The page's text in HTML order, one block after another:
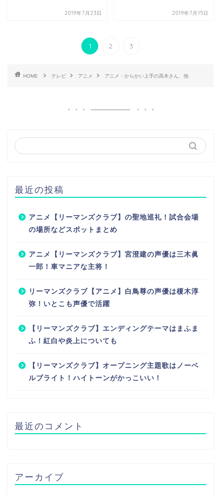
2019年7月23日 2019年7月15日
1 2 3
HOME テレビ アニメ アニメ・からかい上手の高木さん、他
最近の投稿
アニメ【リーマンズクラブ】の聖地巡礼！試合会場
の場所などスポットまとめ
アニメ【リーマンズクラブ】宮澄建の声優は三木眞
一郎！車マニアな主将！
リーマンズクラブ【アニメ】白鳥尊の声優は榎木淳
弥！いとこも声優で活躍
【リーマンズクラブ】エンディングテーマはまふま
ふ！紅白や炎上についても
【リーマンズクラブ】オープニング主題歌はノーベ
ルブライト！ハイトーンがかっこいい！
最近のコメント
アーカイブ